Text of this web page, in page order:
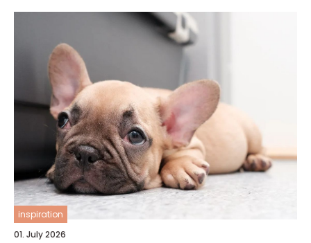
inspiration
01. July 2026